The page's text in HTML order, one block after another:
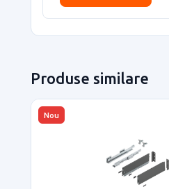
Produse similare
Nou